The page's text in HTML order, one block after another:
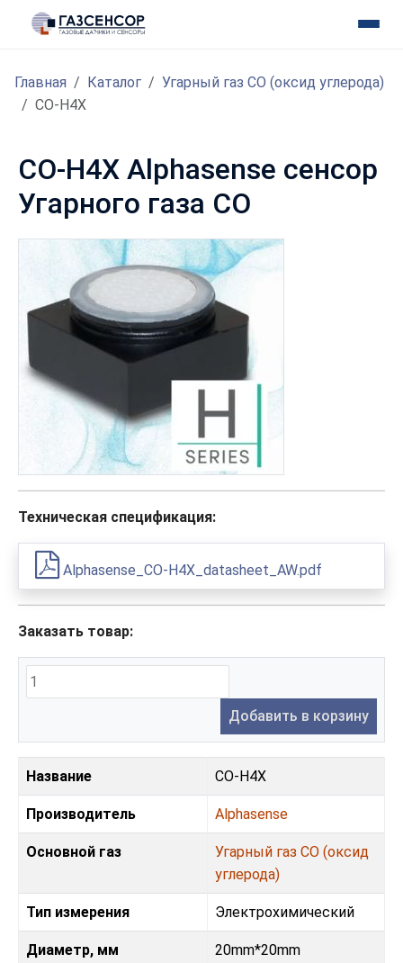
Главная Каталог
Угарный газ CO (оксид углерода)
CO-H4X
CO-H4X Alphasense сенсор
Угарного газа CO
Техническая спецификация:
Alphasense_CO-H4X_datasheet_AW.pdf
Заказать товар:
Добавить в корзину
Название CO-H4X
Производитель Alphasense
Основной газ
Угарный газ CO (оксид
углерода)
Тип измерения Электрохимический
Диаметр, мм
20mm*20mm